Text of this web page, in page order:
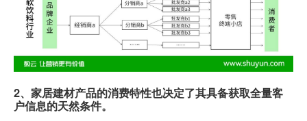
2、家居建材产品的消费特性也决定了其具备获取全量客
户信息的天然条件。